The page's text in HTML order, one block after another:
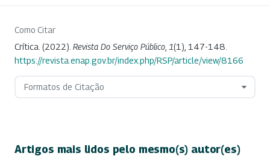
Como Citar
Crítica. (2022). Revista Do Serviço Público 1(1), 147-148.
https://revista.enap.gov.br/index.php/RSP/article/view/8166
Formatos de Citação
Artigos mais lidos pelo mesmo(s) autor(es)